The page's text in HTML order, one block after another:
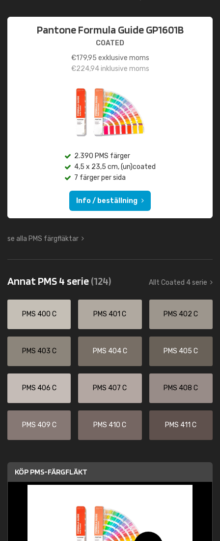
Pantone Formula Guide GP1601B
COATED
€179,95 exklusive moms
€224,94inklusive moms
2.390 PMS färger
4,5 x 23,5 cm, (un)coated
7 färger per sida
Info / beställning
se alla PMS färgfläktar
Annat PMS 4 serie(124) Allt Coated 4 serie
PMS 400 C PMS 401 C PMS 402 C
PMS 403 C PMS 404 C PMS 405 C
PMS 406 C PMS 407 C PMS 408 C
PMS 409 C PMS 410 C PMS 411 C
KÖP PMS-FÄRGFLÄKT